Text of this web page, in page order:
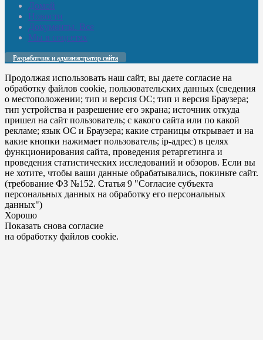
Домой
Новости
Документы. Все
Мы в соцсетях
Разработчик и администратор сайта
Продолжая использовать наш сайт, вы даете согласие на
обработку файлов cookie, пользовательских данных (сведения
о местоположении; тип и версия ОС; тип и версия Браузера;
тип устройства и разрешение его экрана; источник откуда
пришел на сайт пользователь; с какого сайта или по какой
рекламе; язык ОС и Браузера; какие страницы открывает и на
какие кнопки нажимает пользователь; ip-адрес) в целях
функционирования сайта, проведения ретаргетинга и
проведения статистических исследований и обзоров. Если вы
не хотите, чтобы ваши данные обрабатывались, покиньте сайт.
(требование ФЗ №152. Статья 9 "Согласие субъекта
персональных данных на обработку его персональных
данных")
Хорошо
Показать снова согласие
на обработку файлов cookie.